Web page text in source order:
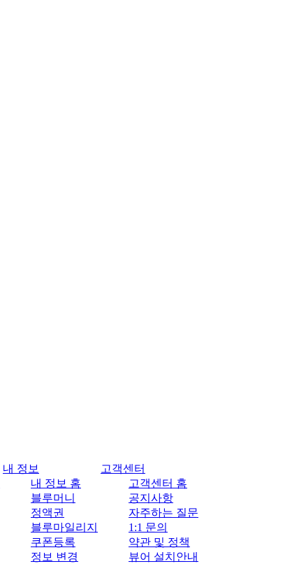
내 정보
내 정보 홈
블루머니
정액권
블루마일리지
쿠폰등록
정보 변경
고객센터
고객센터 홈
공지사항
자주하는 질문
1:1 문의
약관 및 정책
뷰어 설치안내